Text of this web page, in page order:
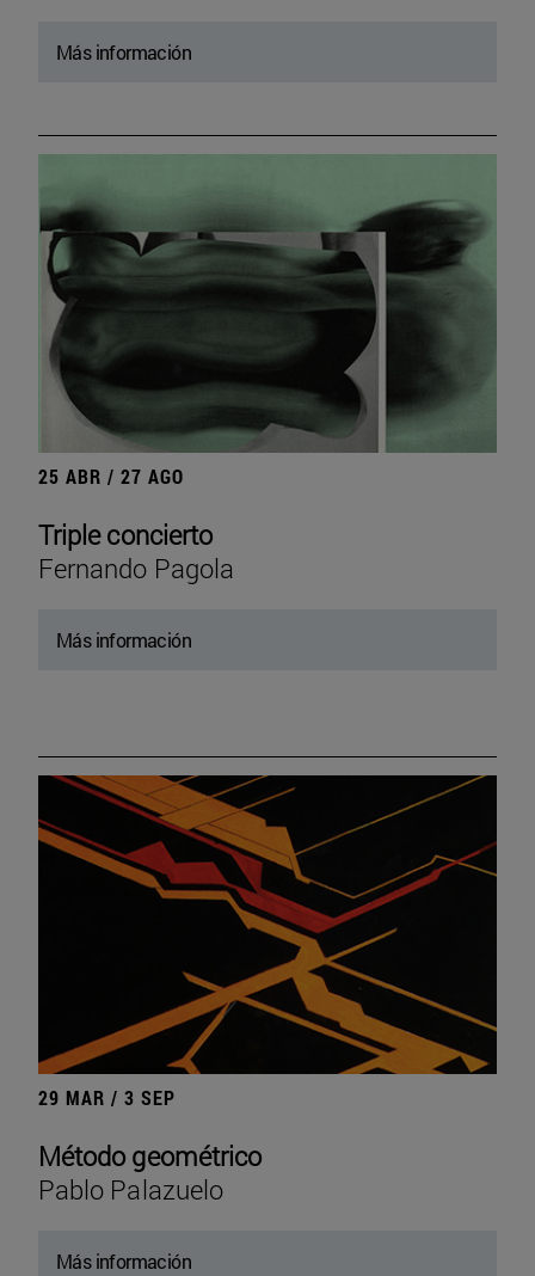
Más información
25 ABR / 27 AGO
Triple concierto
Fernando Pagola
Más información
29 MAR / 3 SEP
Método geométrico
Pablo Palazuelo
Más información